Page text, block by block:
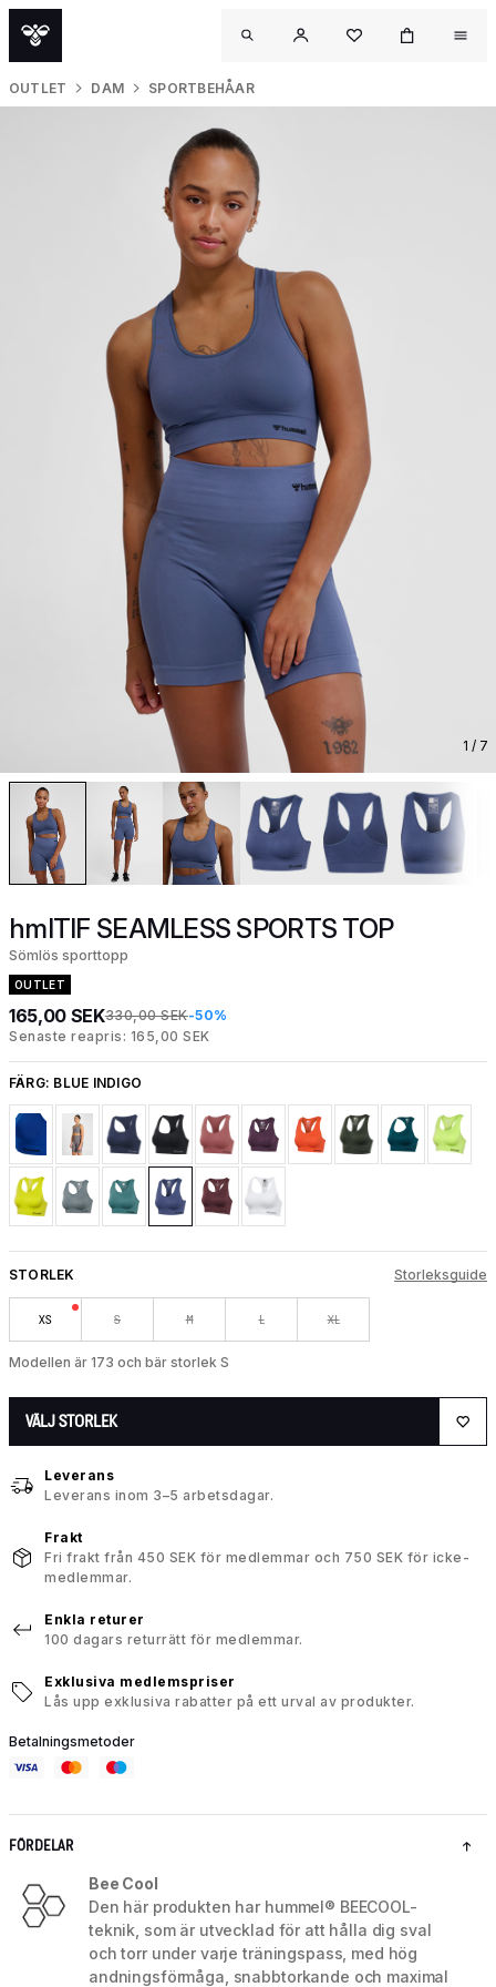
OUTLET DAM SPORTBEHÅAR
1 / 7
hmlTIF SEAMLESS SPORTS TOP
Sömlös sporttopp
OUTLET
165,00 SEK330,00 SEK-50%
Senaste reapris: 165,00 SEK
FÄRG: BLUE INDIGO
STORLEK Storleksguide
XS S M L XL
Modellen är 173 och bär storlek S
VÄLJ STORLEK
Leverans
Leverans inom 3–5 arbetsdagar.
Frakt
Fri frakt från 450 SEK för medlemmar och 750 SEK för icke-
medlemmar.
Enkla returer
100 dagars returrätt för medlemmar.
Exklusiva medlemspriser
Lås upp exklusiva rabatter på ett urval av produkter.
Betalningsmetoder
FÖRDELAR
Bee Cool
Den här produkten har hummel® BEECOOL-
teknik, som är utvecklad för att hålla dig sval
och torr under varje träningspass, med hög
andningsförmåga, snabbtorkande och maximal